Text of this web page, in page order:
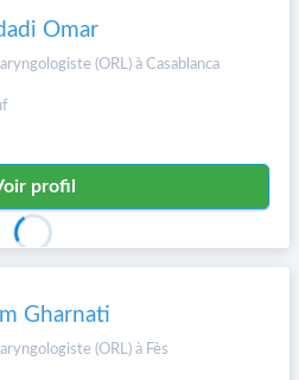
Omar
(ORL) à Casablanca
profil
Gharnati
(ORL) à Fès